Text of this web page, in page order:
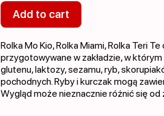
Add to cart
Rolka Mo Kio, Rolka Miami, Rolka Teri Te
przygotowywane w zakładzie, w którym
glutenu, laktozy, sezamu, ryb,
pochodnych. Ryby i kurczak mogą
Wygląd może nieznacznie różnić się od